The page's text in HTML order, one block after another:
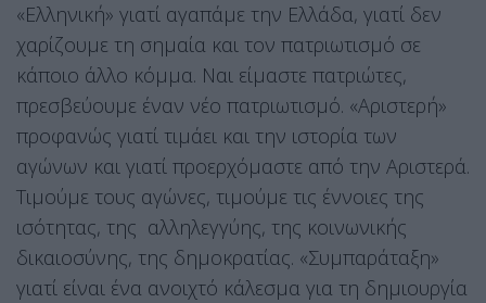
«Ελληνική» γιατί αγαπάμε την Ελλάδα, γιατί δεν
χαρίζουμε τη σημαία και τον πατριωτισμό σε
κάποιο άλλο κόμμα. Ναι είμαστε πατριώτες,
πρεσβεύουμε έναν νέο πατριωτισμό. «Αριστερή»
προφανώς γιατί τιμάει και την ιστορία των
αγώνων και γιατί προερχόμαστε από την Αριστερά.
Τιμούμε τους αγώνες, τιμούμε τις έννοιες της
ισότητας, της αλληλεγγύης, της κοινωνικής
δικαιοσύνης, της δημοκρατίας. «Συμπαράταξη»
γιατί είναι ένα ανοιχτό κάλεσμα για τη δημιουργία